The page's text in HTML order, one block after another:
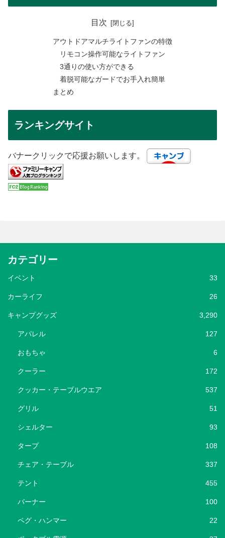
目次
アウトドアマルチライトファンの特徴
リモコン操作可能なライトファン
3通りの使い方ができる
着脱可能なガードでお手入れ簡単
まとめ
ランキングサイト
バナークリックで応援お願いします。
カテゴリー
イベント 33
カーライフ 26
キャンプグッズ 3,290
アパレル 127
おもちゃ 6
クーラー 172
クッカー・テーブルウエア 537
グリル 51
シェルター 93
タープ 108
チェア・テーブル 337
テント 455
バーナー 100
ペグ・ハンマー 22